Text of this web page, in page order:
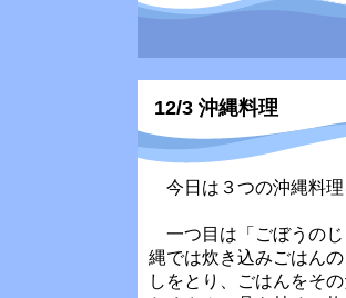
12/3 沖縄料理
今日は３つの沖縄料
一つ目は「ごぼうの
縄では炊き込みごはん
しをとり、ごはんをそ